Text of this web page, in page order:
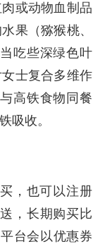
或动物血制品
果（猕猴桃、
吃些深绿色叶
士复合多维作
高铁食物同餐
吸收。
，也可以注册
，长期购买比
台会以优惠券